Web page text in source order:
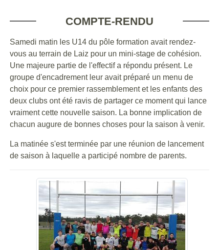
COMPTE-RENDU
Samedi matin les U14 du pôle formation avait rendez-
vous au terrain de Laiz pour un mini-stage de cohésion.
Une majeure partie de l'effectif a répondu présent. Le
groupe d'encadrement leur avait préparé un menu de
choix pour ce premier rassemblement et les enfants des
deux clubs ont été ravis de partager ce moment qui lance
vraiment cette nouvelle saison. La bonne implication de
chacun augure de bonnes choses pour la saison à venir.
La matinée s'est terminée par une réunion de lancement
de saison à laquelle a participé nombre de parents.